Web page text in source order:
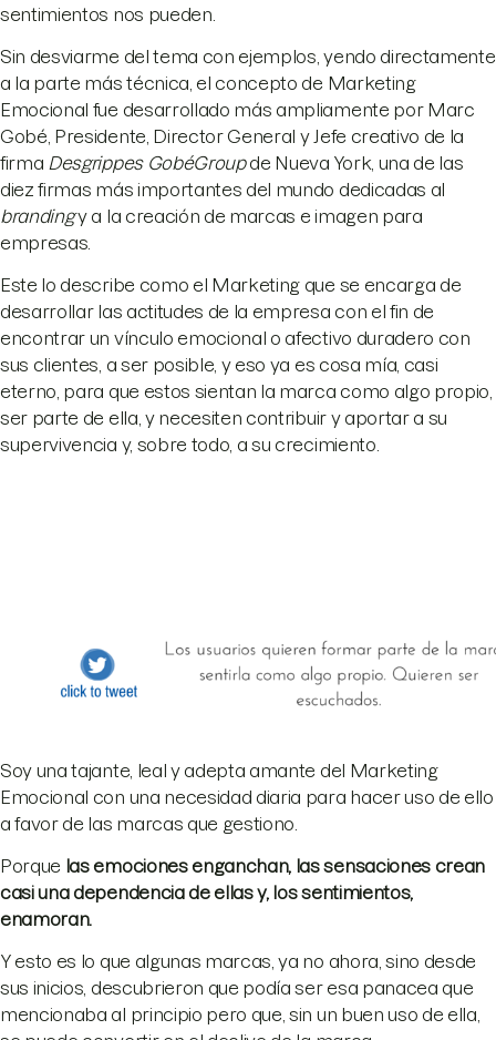
sentimientos nos pueden.
Sin desviarme del tema con ejemplos, yendo directamente
a la parte más técnica, el concepto de Marketing
Emocional fue desarrollado más ampliamente por Marc
Gobé, Presidente, Director General y Jefe creativo de la
firma Desgrippes GobéGroupde Nueva York, una de las
diez firmas más importantes del mundo dedicadas al
brandingy a la creación de marcas e imagen para
empresas.
Este lo describe como el Marketing que se encarga de
desarrollar las actitudes de la empresa con el fin de
encontrar un vínculo emocional o afectivo duradero con
sus clientes, a ser posible, y eso ya es cosa mía, casi
eterno, para que estos sientan la marca como algo propio,
ser parte de ella, y necesiten contribuir y aportar a su
supervivencia y, sobre todo, a su crecimiento.
Soy una tajante, leal y adepta amante del Marketing
Emocional con una necesidad diaria para hacer uso de ello
a favor de las marcas que gestiono.
Porque las emociones enganchan, las sensaciones crean
casi una dependencia de ellas y, los sentimientos,
enamoran.
Y esto es lo que algunas marcas, ya no ahora, sino desde
sus inicios, descubrieron que podía ser esa panacea que
mencionaba al principio pero que, sin un buen uso de ella,